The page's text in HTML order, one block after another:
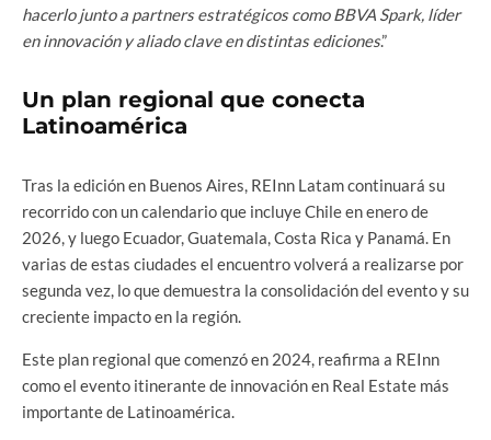
hacerlo junto a partners estratégicos como BBVA Spark, líder
en innovación y aliado clave en distintas ediciones.”
Un plan regional que conecta
Latinoamérica
Tras la edición en Buenos Aires, REInn Latam continuará su
recorrido con un calendario que incluye Chile en enero de
2026, y luego Ecuador, Guatemala, Costa Rica y Panamá. En
varias de estas ciudades el encuentro volverá a realizarse por
segunda vez, lo que demuestra la consolidación del evento y su
creciente impacto en la región.
Este plan regional que comenzó en 2024, reafirma a REInn
como el evento itinerante de innovación en Real Estate más
importante de Latinoamérica.